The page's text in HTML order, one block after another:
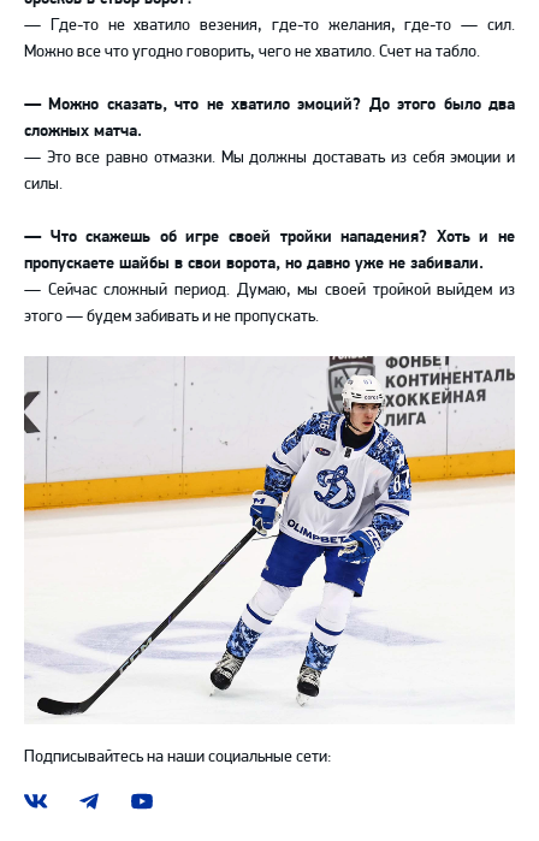
— Где-то не хватило везения, где-то желания, где-то — сил.
Можно все что угодно говорить, чего не хватило. Счет на табло.
— Можно сказать, что не хватило эмоций? До этого было два
сложных матча.
— Это все равно отмазки. Мы должны доставать из себя эмоции и
силы.
— Что скажешь об игре своей тройки нападения? Хоть и не
пропускаете шайбы в свои ворота, но давно уже не забивали.
— Сейчас сложный период. Думаю, мы своей тройкой выйдем из
этого — будем забивать и не пропускать.
Подписывайтесь на наши социальные сети:
Наша
Наш
Наш